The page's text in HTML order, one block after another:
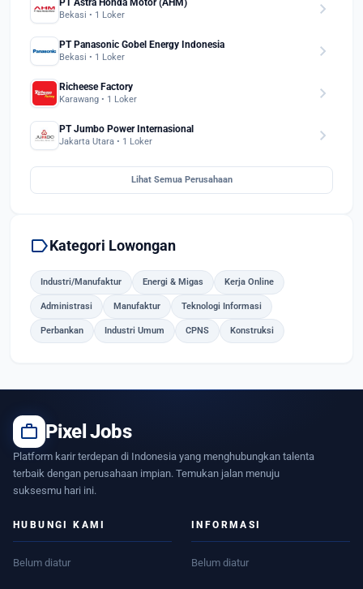
PT Astra Honda Motor (AHM)
Bekasi • 1 Loker chevron_right
PT Panasonic Gobel Energy Indonesia
Bekasi • 1 Loker chevron_right
Richeese Factory
Karawang • 1 Loker chevron_right
PT Jumbo Power Internasional
Jakarta Utara • 1 Loker chevron_right
Lihat Semua Perusahaan
labelKategori Lowongan
Industri/Manufaktur Energi & Migas Kerja Online
Administrasi Manufaktur Teknologi Informasi
Perbankan Industri Umum CPNS Konstruksi
work Pixel Jobs
Platform karir terdepan di Indonesia yang menghubungkan talenta
terbaik dengan perusahaan impian. Temukan jalan menuju
suksesmu hari ini.
HUBUNGI KAMI
Belum diatur
INFORMASI
Belum diatur